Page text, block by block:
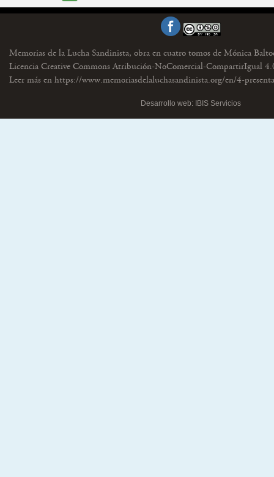
Memorias de la Lucha Sandinista, obra en cuatro tomos de Mónica
Licencia Creative Commons Atribución-NoComercial-CompartirIgual
Leer más en https://www.memoriasdelaluchasandinista.org/en/4-
Desarrollo web: IBIS Servicios